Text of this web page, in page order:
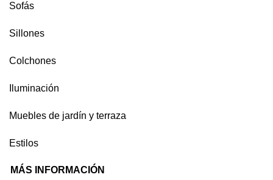
Sofás
Sillones
Colchones
Iluminación
Muebles de jardín y terraza
Estilos
MÁS INFORMACIÓN